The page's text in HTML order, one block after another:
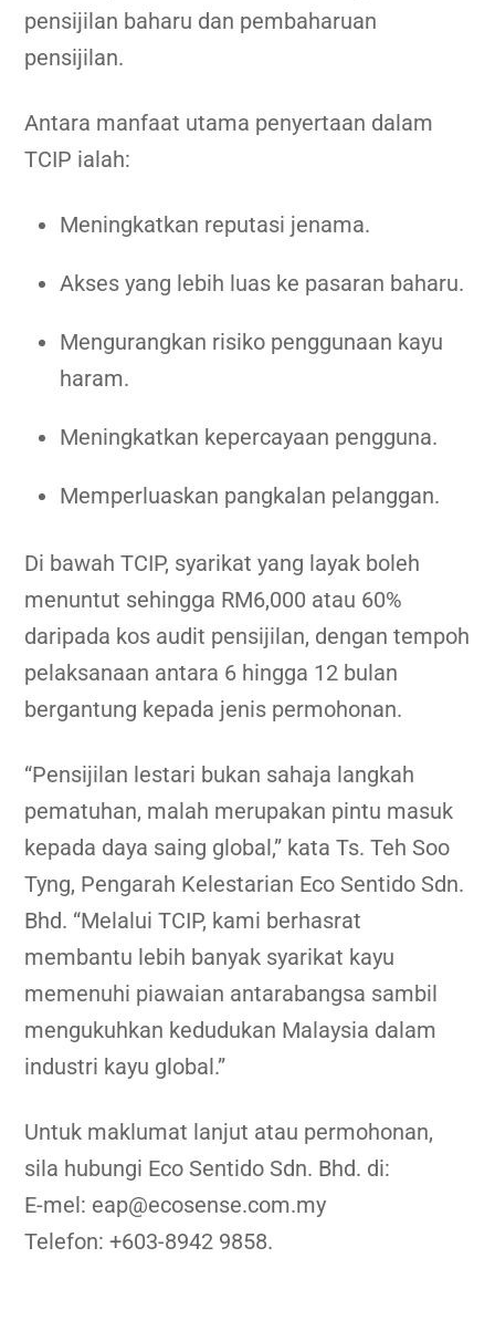
pensijilan baharu dan pembaharuan
pensijilan.
Antara manfaat utama penyertaan dalam
TCIP ialah:
Meningkatkan reputasi jenama.
Akses yang lebih luas ke pasaran baharu.
Mengurangkan risiko penggunaan kayu
haram.
Meningkatkan kepercayaan pengguna.
Memperluaskan pangkalan pelanggan.
Di bawah TCIP, syarikat yang layak boleh
menuntut sehingga RM6,000 atau 60%
daripada kos audit pensijilan, dengan tempoh
pelaksanaan antara 6 hingga 12 bulan
bergantung kepada jenis permohonan.
“Pensijilan lestari bukan sahaja langkah
pematuhan, malah merupakan pintu masuk
kepada daya saing global,” kataTs. Teh Soo
Tyng, Pengarah Kelestarian Eco Sentido Sdn.
Bhd. “Melalui TCIP, kami berhasrat
membantu lebih banyak syarikat kayu
memenuhi piawaian antarabangsa sambil
mengukuhkan kedudukan Malaysia dalam
industri kayu global.”
Untuk maklumat lanjut atau permohonan,
sila hubungi Eco Sentido Sdn. Bhd. di:
E-mel: eap@ecosense.com.my
Telefon: +603-8942 9858.